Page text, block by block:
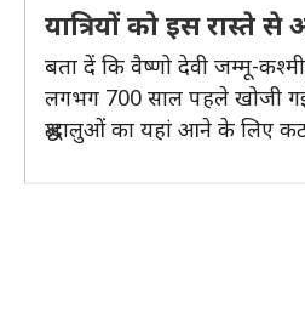
यात्रियों को इस रास्ते
बता दें कि वैष्णो देवी जम्मू-
लगभग 700 साल पहले खोजी गई
श्रद्धालुओं का यहां आने के लिए